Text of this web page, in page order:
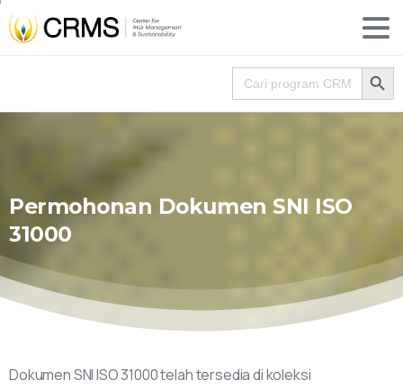
Search for:
Permohonan Dokumen SNI ISO
31000
Dokumen SNI ISO 31000 telah tersedia di koleksi